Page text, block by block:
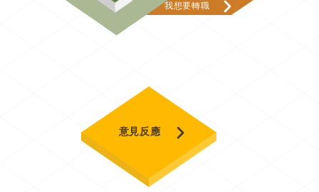
我想要轉職
意見反應